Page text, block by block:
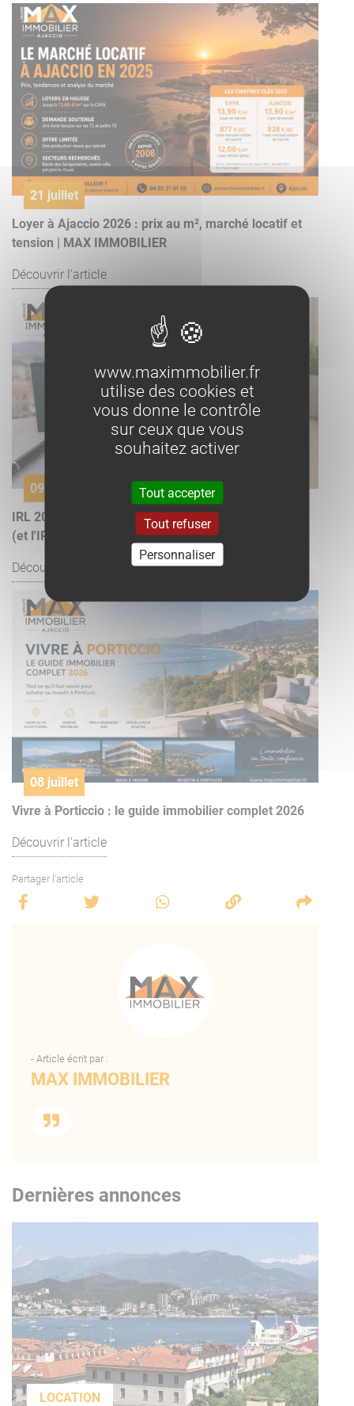
21 juillet
Loyer à Ajaccio 2026 : prix au m², marché locatif et
tension | MAX IMMOBILIER
Découvrir l'article
09 juillet
IRL 2026 : le dernier indice de référence des loyers
(et l'IRL Corse)
Découvrir l'article
08 juillet
Vivre à Porticcio : le guide immobilier complet 2026
Découvrir l'article
Partager l'article
- Article écrit par :
MAX IMMOBILIER
Dernières annonces
LOCATION
www.maximmobilier.fr
utilise des cookies et
vous donne le contrôle
sur ceux que vous
souhaitez activer
Tout accepter
Tout refuser
Personnaliser